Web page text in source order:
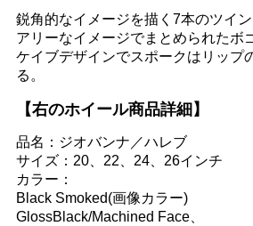
鋭角的なイメージを描く7本のツイ
アリーなイメージでまとめられたボ
ケイブデザインでスポークはリップ
る。
【右のホイール商品詳細】
品名：ジオバンナ／ハレブ
サイズ：20、22、24、26インチ
カラー：
Black Smoked(画像カラー)
GlossBlack/Machined Face、